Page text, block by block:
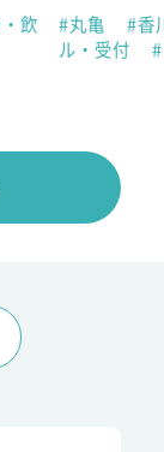
飲
#丸亀
#香
ル・受付